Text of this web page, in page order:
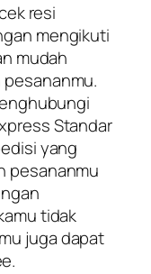
resi
mengikuti
mudah
Standar
yang
pesananmu
tidak
juga dapat